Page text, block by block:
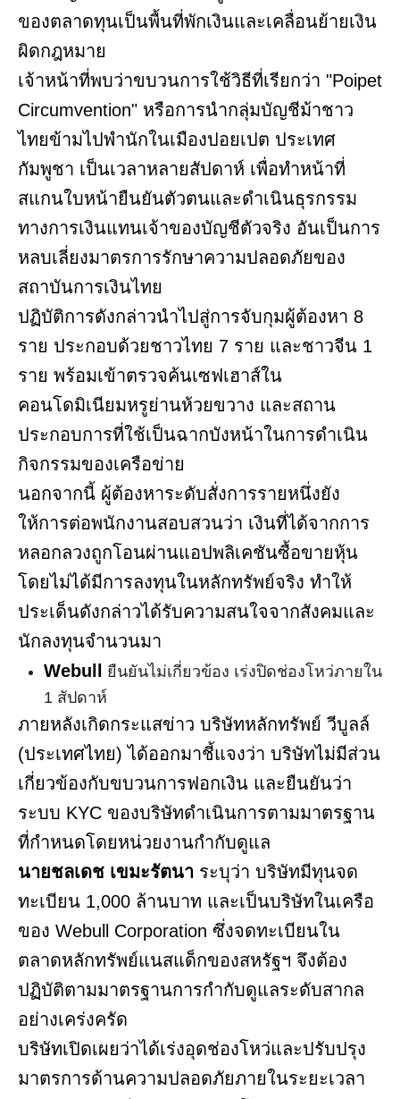
ของตลาดทุนเป็นพื้นที่พักเงินและเคลื่อนย้ายเงิน
ผิดกฎหมาย
เจ้าหน้าที่พบว่าขบวนการใช้วิธีที่เรียกว่า "Poipet
Circumvention" หรือการนำกลุ่มบัญชีม้าชาว
ไทยข้ามไปพำนักในเมืองปอยเปต ประเทศ
กัมพูชา เป็นเวลาหลายสัปดาห์ เพื่อทำหน้าที่
สแกนใบหน้ายืนยันตัวตนและดำเนินธุรกรรม
ทางการเงินแทนเจ้าของบัญชีตัวจริง อันเป็นการ
หลบเลี่ยงมาตรการรักษาความปลอดภัยของ
สถาบันการเงินไทย
ปฏิบัติการดังกล่าวนำไปสู่การจับกุมผู้ต้องหา 8
ราย ประกอบด้วยชาวไทย 7 ราย และชาวจีน 1
ราย พร้อมเข้าตรวจค้นเซฟเฮาส์ใน
คอนโดมิเนียมหรูย่านห้วยขวาง และสถาน
ประกอบการที่ใช้เป็นฉากบังหน้าในการดำเนิน
กิจกรรมของเครือข่าย
นอกจากนี้ ผู้ต้องหาระดับสั่งการรายหนึ่งยัง
ให้การต่อพนักงานสอบสวนว่า เงินที่ได้จากการ
หลอกลวงถูกโอนผ่านแอปพลิเคชันซื้อขายหุ้น
โดยไม่ได้มีการลงทุนในหลักทรัพย์จริง ทำให้
ประเด็นดังกล่าวได้รับความสนใจจากสังคมและ
นักลงทุนจำนวนมา
Webull ยืนยันไม่เกี่ยวข้อง เร่งปิดช่องโหว่ภายใน
1 สัปดาห์
ภายหลังเกิดกระแสข่าว บริษัทหลักทรัพย์ วีบูลล์
(ประเทศไทย) ได้ออกมาชี้แจงว่า บริษัทไม่มีส่วน
เกี่ยวข้องกับขบวนการฟอกเงิน และยืนยันว่า
ระบบ KYC ของบริษัทดำเนินการตามมาตรฐาน
ที่กำหนดโดยหน่วยงานกำกับดูแล
นายชลเดช เขมะรัตนา ระบุว่า บริษัทมีทุนจด
ทะเบียน 1,000 ล้านบาท และเป็นบริษัทในเครือ
ของ Webull Corporation ซึ่งจดทะเบียนใน
ตลาดหลักทรัพย์แนสแด็กของสหรัฐฯ จึงต้อง
ปฏิบัติตามมาตรฐานการกำกับดูแลระดับสากล
อย่างเคร่งครัด
บริษัทเปิดเผยว่าได้เร่งอุดช่องโหว่และปรับปรุง
มาตรการด้านความปลอดภัยภายในระยะเวลา